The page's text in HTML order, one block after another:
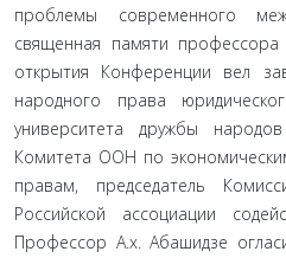
проблемы современного
священная памяти
открытия Конференции вел
народного права
университета дружбы
Комитета ООН по
правам, председатель
Российской ассоциации
Профессор А.х. Абашидзе